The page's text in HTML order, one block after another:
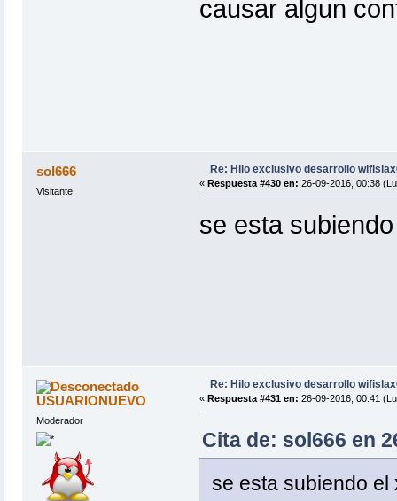
causar algun
sol666
Visitante
Re: Hilo exclusivo desarrollo
« Respuesta #430 en: 26-09-2016, 00:38
se esta
USUARIONUEVO
Moderador
Re: Hilo exclusivo desarrollo
« Respuesta #431 en: 26-09-2016, 00:41
Cita de: sol666 en
se esta subiendo el